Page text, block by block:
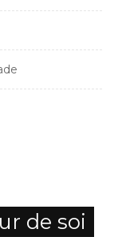
de soi